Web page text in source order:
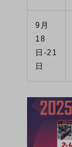
9月
18
日-21
日